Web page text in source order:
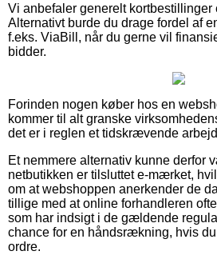
Vi anbefaler generelt kortbestillinger
Alternativt burde du drage fordel af
f.eks. ViaBill, når du gerne vil
bidder.
Forinden nogen køber hos en
kommer til alt granske
det er i reglen et tidskrævende
Et nemmere alternativ kunne derfor
netbutikken er tilsluttet e-mærket,
om at webshoppen anerkender de
tillige med at online forhandleren
som har indsigt i de gældende
chance for en håndsrækning, hvis
ordre.